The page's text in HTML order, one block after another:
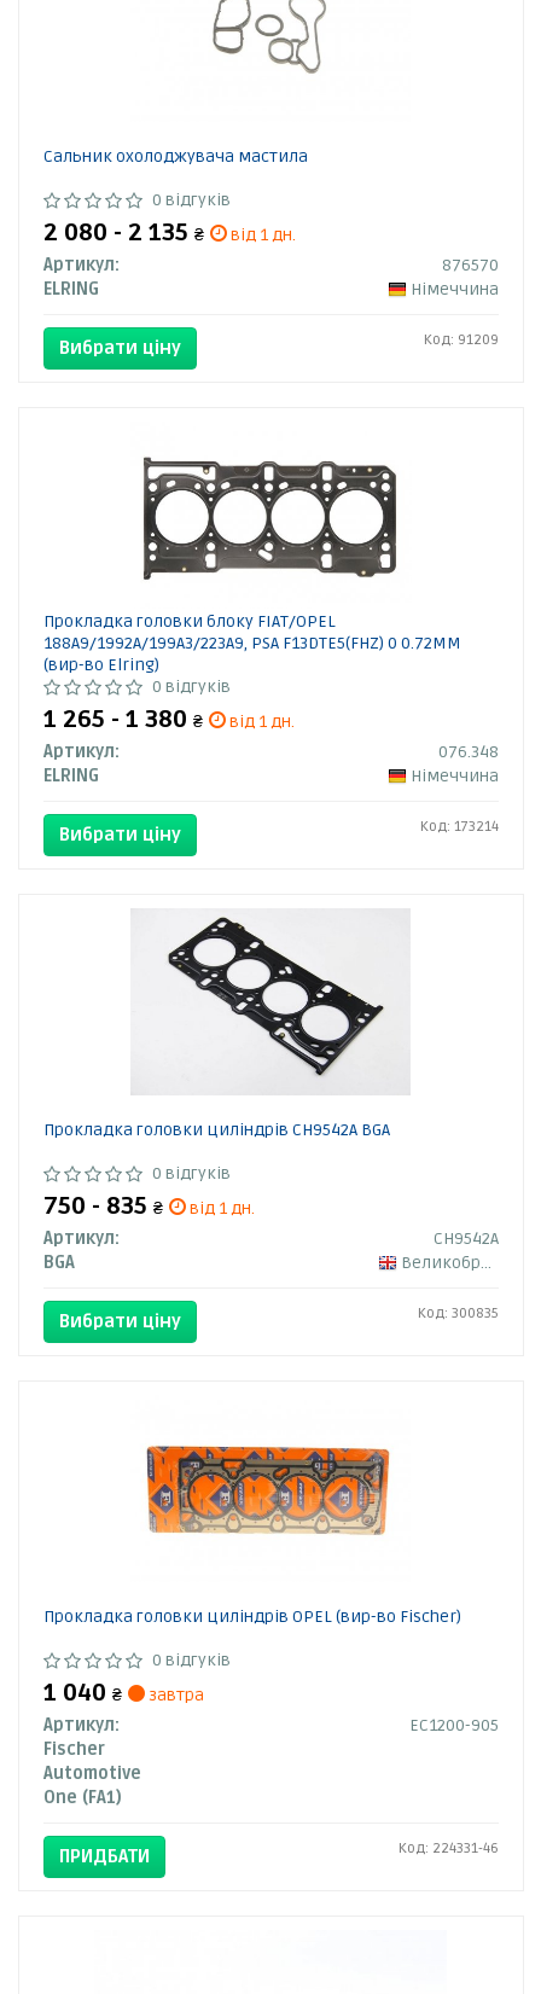
Сальник охолоджувача мастила
0 відгуків
2 080 - 2 135 ₴
від 1 дн.
Артикул:
876570
ELRING
Німеччина
Вибрати ціну Код: 91209
Прокладка головки блоку FIAT/OPEL
188A9/1992A/199A3/223A9, PSA F13DTE5(FHZ) 0 0.72MM
(вир-во Elring)
0 відгуків
1 265 - 1 380 ₴
від 1 дн.
Артикул:
076.348
ELRING
Німеччина
Вибрати ціну Код: 173214
Прокладка головки циліндрів CH9542A BGA
0 відгуків
750 - 835 ₴
від 1 дн.
Артикул:
CH9542A
BGA
Великобританія
Вибрати ціну Код: 300835
Прокладка головки циліндрів OPEL (вир-во Fischer)
0 відгуків
1 040 ₴
завтра
Артикул:
EC1200-905
Fischer
Automotive
One (FA1)
ПРИДБАТИ Код: 224331-46